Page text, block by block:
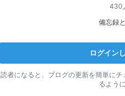
430
備忘録
ログイン
読者になると、ブログの更新を簡単に
るよう